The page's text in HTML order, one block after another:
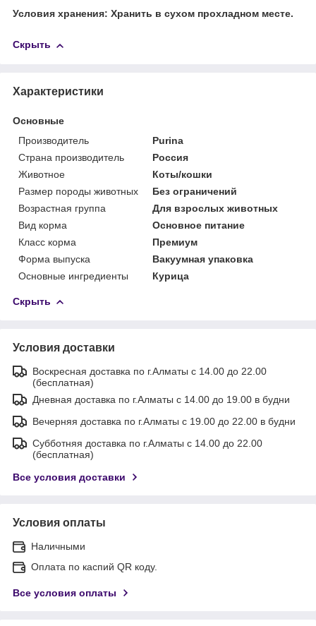
Условия хранения: Хранить в сухом прохладном месте.
Скрыть
Характеристики
Основные
Производитель
Purina
Страна производитель
Россия
Животное
Коты/кошки
Размер породы животных
Без ограничений
Возрастная группа
Для взрослых животных
Вид корма
Основное питание
Класс корма
Премиум
Форма выпуска
Вакуумная упаковка
Основные ингредиенты
Курица
Скрыть
Условия доставки
Воскресная доставка по г.Алматы с 14.00 до 22.00
(бесплатная)
Дневная доставка по г.Алматы с 14.00 до 19.00 в будни
Вечерняя доставка по г.Алматы с 19.00 до 22.00 в будни
Субботняя доставка по г.Алматы с 14.00 до 22.00
(бесплатная)
Все условия доставки
Условия оплаты
Наличными
Оплата по каспий QR коду.
Все условия оплаты